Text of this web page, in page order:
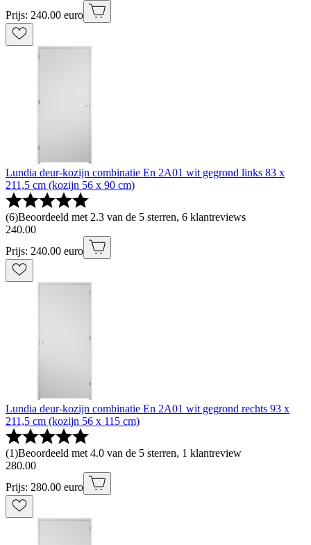
Prijs: 240.00 euro
Lundia deur-kozijn combinatie En 2A01 wit gegrond links 83 x
211,5 cm (kozijn 56 x 90 cm)
(6)Beoordeeld met 2.3 van de 5 sterren, 6 klantreviews
240.00
Prijs: 240.00 euro
Lundia deur-kozijn combinatie En 2A01 wit gegrond rechts 93 x
211,5 cm (kozijn 56 x 115 cm)
(1)Beoordeeld met 4.0 van de 5 sterren, 1 klantreview
280.00
Prijs: 280.00 euro